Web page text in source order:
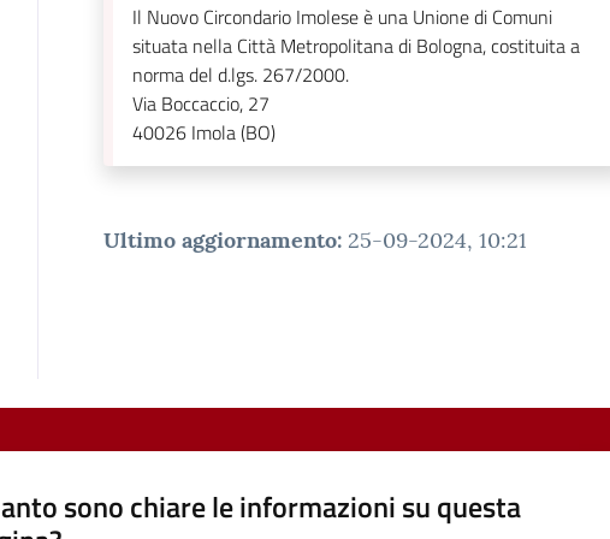
Il Nuovo Circondario Imolese è una Unione di Comuni
situata nella Città Metropolitana di Bologna, costituita a
norma del d.lgs. 267/2000.
Via Boccaccio, 27
40026 Imola (BO)
Ultimo aggiornamento: 25-09-2024, 10:21
sono chiare le informazioni su questa